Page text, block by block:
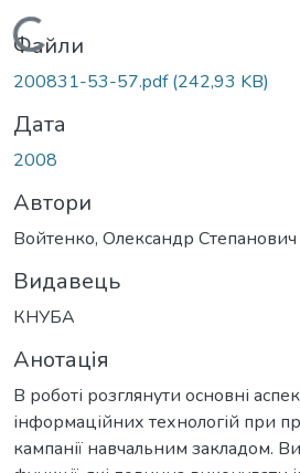
Вантажиться...
Файли
200831-53-57.pdf(242,93 KB)
Дата
2008
Автори
Войтенко, Олександр Степанович
Видавець
КНУБА
Анотація
В роботі розглянути основні
інформаційних технологій при
кампанії навчальним закладом.